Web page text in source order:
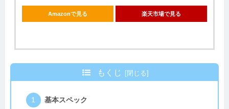
Amazonで見る 楽天市場で見る
もくじ
基本スペック